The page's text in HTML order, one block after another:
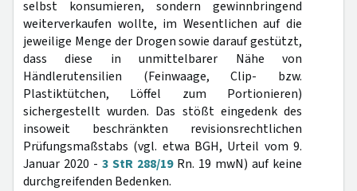
selbst konsumieren, sondern gewinnbringend
weiterverkaufen wollte, im Wesentlichen auf die
jeweilige Menge der Drogen sowie darauf gestützt,
dass diese in unmittelbarer Nähe von
Händlerutensilien (Feinwaage, Clip- bzw.
Plastiktütchen, Löffel zum Portionieren)
sichergestellt wurden. Das stößt eingedenk des
insoweit beschränkten revisionsrechtlichen
Prüfungsmaßstabs (vgl. etwa BGH, Urteil vom 9.
Januar 2020 - 3 StR 288/19Rn. 19 mwN) auf keine
durchgreifenden Bedenken.